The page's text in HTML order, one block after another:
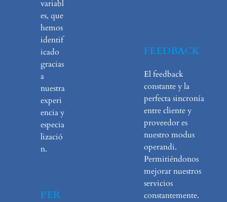
variabl
es, que
hemos
identif
icado
gracias
a
nuestra
experi
encia y
especia
lizació
n.
PER
FEEDBACK
El feedback
constante y la
perfecta sincronía
entre cliente y
proveedor es
nuestro modus
operandi.
Permitiéndonos
mejorar nuestros
servicios
constantemente.